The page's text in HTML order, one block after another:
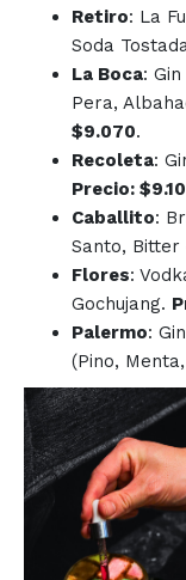
Retiro: La
Soda
La Boca:
Pera,
$9.070.
Recoleta:
Precio:
Caballito:
Santo, Bitter
Flores:
Gochujang.
Palermo:
(Pino,